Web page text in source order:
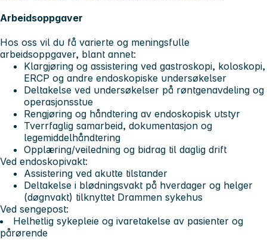
Arbeidsoppgaver
Hos oss vil du få varierte og meningsfulle
arbeidsoppgaver, blant annet:
Klargjøring og assistering ved gastroskopi, koloskopi,
ERCP og andre endoskopiske undersøkelser
Deltakelse ved undersøkelser på røntgenavdeling og
operasjonsstue
Rengjøring og håndtering av endoskopisk utstyr
Tverrfaglig samarbeid, dokumentasjon og
legemiddelhåndtering
Opplæring/veiledning og bidrag til daglig drift
Ved endoskopivakt:
Assistering ved akutte tilstander
Deltakelse i blødningsvakt på hverdager og helger
(døgnvakt) tilknyttet Drammen sykehus
Ved sengepost:
Helhetlig sykepleie og ivaretakelse av pasienter og
pårørende